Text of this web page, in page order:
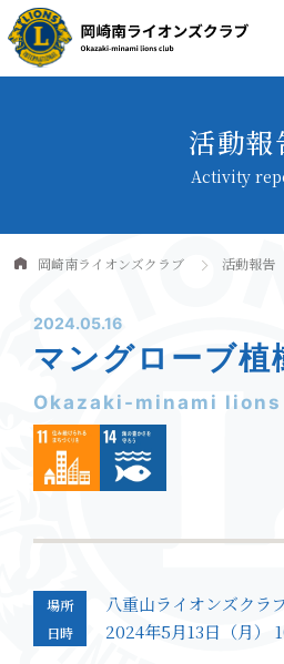
活動報
Activity
岡崎南ライオンズクラブ 活動報告
2024.05.16
マングローブ植
Okazaki-minami lions
場所 八重山ライオンズクラ
日時 2024年5月13日（月）